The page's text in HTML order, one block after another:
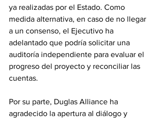
ya realizadas por el Estado. Como
medida alternativa, en caso de no llegar
a un consenso, el Ejecutivo ha
adelantado que podría solicitar una
auditoría independiente para evaluar el
progreso del proyecto y reconciliar las
cuentas.
Por su parte, Duglas Alliance ha
agradecido la apertura al diálogo y